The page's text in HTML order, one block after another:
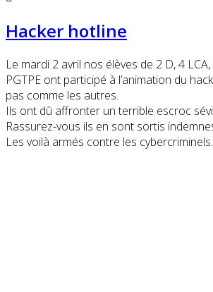
Hacker hotline
Le mardi 2 avril nos élèves de 2 D, 4
PGTPE ont participé à l’animation du
pas comme les autres.
Ils ont dû affronter un terrible escroc
Rassurez-vous ils en sont sortis
Les voilà armés contre les cybercriminels.